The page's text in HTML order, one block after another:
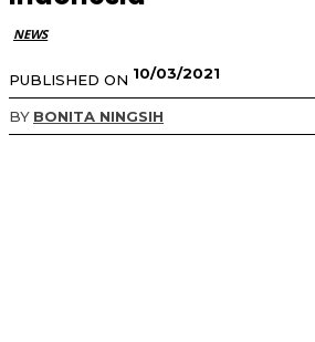
NEWS
PUBLISHED ON 10/03/2021
BY BONITA NINGSIH